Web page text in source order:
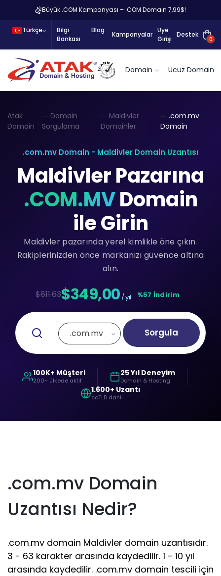
Büyük .COM Kampanyası – .COM Domain 7,99$!
Türkçe
Bilgi
Bankası
Blog
Kampanyalar
Üye
Girişi
Destek
0
Domain Ucuz Domain
Atak
Domain
Domain
Sorgulama
Maldivler
Domainler
.com.mv
Domain
.com.mv Domain - Maldivler Domain Uzantısı
Maldivler Pazarına
.COM.MVDomain
ile Girin
Maldivler pazarında yerel kimlikle öne çıkın.
Rakiplerinizden önce markanızı güvence altına
alın.
$811.63$349,00 / yıl %57 İndirim
.com.mv Sorgula
100K+ Müşteri
200+ ülkede aktif
25 Yıl Deneyim
Domain & Hosting
1.600+ Uzantı
ccTLD dahil
.com.mv Domain
Uzantısı Nedir?
.com.mv domain Maldivler domain uzantısıdır.
3 - 63 karakter arasında kaydedilir. 1 - 10 yıl
arasında kaydedilir. .com.mv domain tescili için